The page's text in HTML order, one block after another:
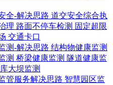
全-解决思路 道交安全综合执
理 路面不停车检测 固定超限
交通卡口
测-解决思路 结构物健康监测
测 桥梁健康监测 隧道健康监
大坝监测
管服务解决思路 智慧园区监